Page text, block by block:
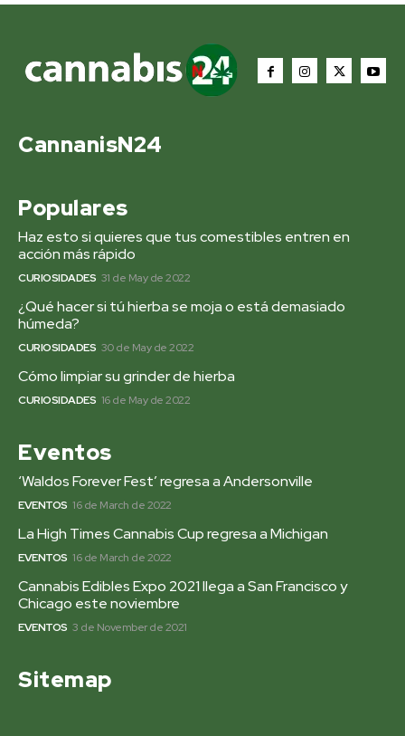
CannanisN24
Populares
Haz esto si quieres que tus comestibles entren en
acción más rápido
CURIOSIDADES 31 de May de 2022
¿Qué hacer si tú hierba se moja o está demasiado
húmeda?
CURIOSIDADES 30 de May de 2022
Cómo limpiar su grinder de hierba
CURIOSIDADES 16 de May de 2022
Eventos
‘Waldos Forever Fest’ regresa a Andersonville
EVENTOS 16 de March de 2022
La High Times Cannabis Cup regresa a Michigan
EVENTOS 16 de March de 2022
Cannabis Edibles Expo 2021 llega a San Francisco y
Chicago este noviembre
EVENTOS 3 de November de 2021
Sitemap